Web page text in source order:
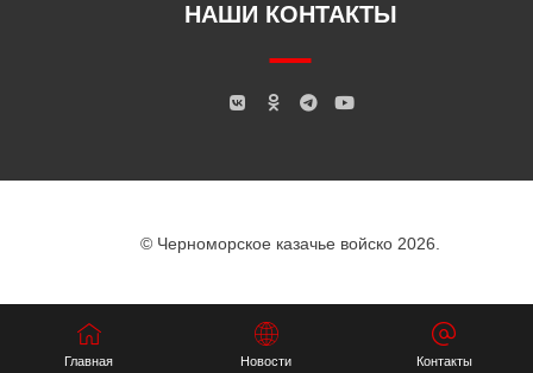
НАШИ КОНТАКТЫ
© Черноморское казачье войско 2026.
Главная Новости Контакты